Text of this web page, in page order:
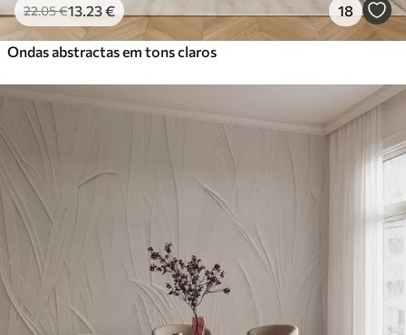
22.05€13 .23€ 18
Ondas abstractas em tons claros